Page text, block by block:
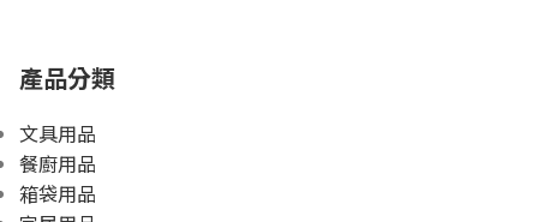
產品分類
文具用品
餐廚用品
箱袋用品